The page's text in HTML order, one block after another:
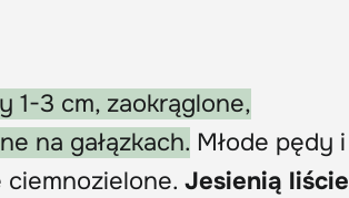
1-3 cm, zaokrąglone,
na gałązkach. Młode pędy i
Jesienią liście